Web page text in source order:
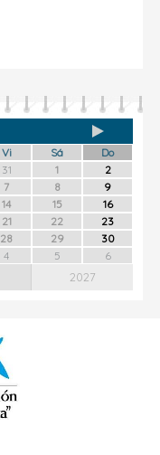
Vi Sá
Do
31 1
2
7 8
9
14 15
16
21 22
23
28 29
30
4 5 6
2027